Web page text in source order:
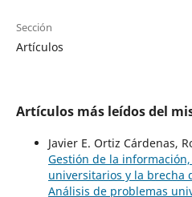
Sección
Artículos
Artículos más leídos del
Javier E. Ortiz Cárdenas,
Gestión de la
universitarios y la brecha
Análisis de problemas